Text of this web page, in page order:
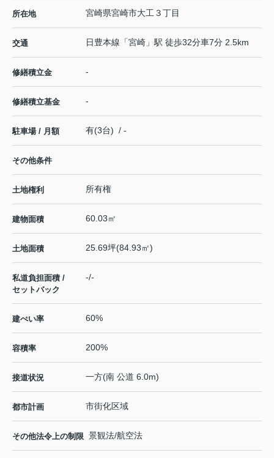
所在地 宮崎県宮崎市大工 ３丁目
交通 日豊本線 「宮崎 」駅 徒歩32分車7分 2.5km
修繕積立金 -
修繕積立基金 -
駐車場 / 月額 有(3台) / -
その他条件
土地権利 所有権
建物面積 60.03㎡
土地面積 25.69坪(84.93㎡)
私道負担面積 /
セットバック
-/-
建ぺい率 60%
容積率 200%
接道状況 一方(南 公道 6.0m)
都市計画 市街化区域
その他法令上の制限 景観法/航空法